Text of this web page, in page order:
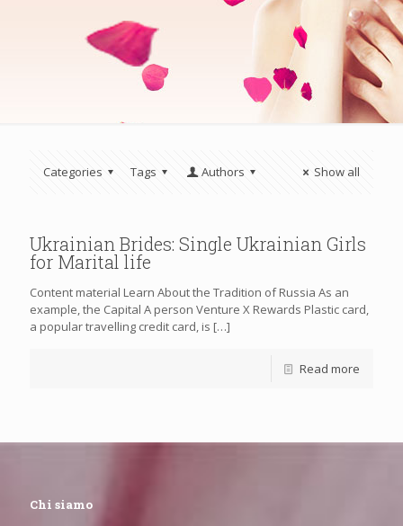
Categories Tags Authors Show all
Ukrainian Brides: Single Ukrainian Girls
for Marital life
Content material Learn About the Tradition of Russia As an
example, the Capital A person Venture X Rewards Plastic card,
a popular travelling credit card, is […]
Read more
Chi siamo